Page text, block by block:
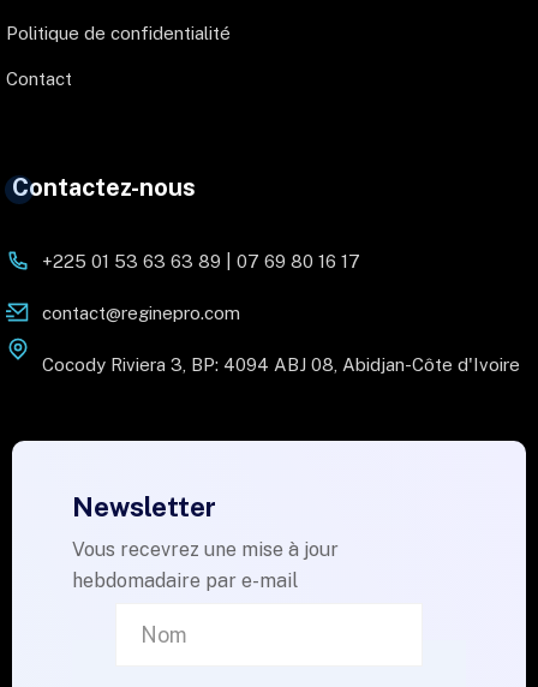
Politique de confidentialité
Contact
Contactez-nous
+225 01 53 63 63 89 | 07 69 80 16 17
contact@reginepro.com
Cocody Riviera 3, BP: 4094 ABJ 08, Abidjan-Côte d'Ivoire
Newsletter
Vous recevrez une mise à jour
hebdomadaire par e-mail